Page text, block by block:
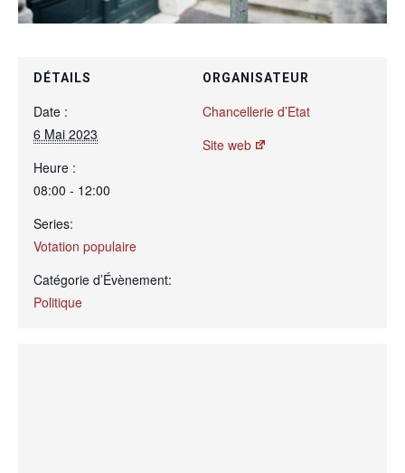
DÉTAILS
Date :
6 Mai 2023
Heure :
08:00 - 12:00
Series:
Votation populaire
Catégorie d’Évènement:
Politique
ORGANISATEUR
Chancellerie d’Etat
Site web